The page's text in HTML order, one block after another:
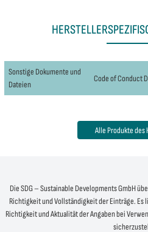
Sonstige Dokumente und
Dateien
Code of Conduct
Alle Produkte des
Die SDG – Sustainable Developments GmbH
Richtigkeit und Vollständigkeit der Einträge.
Richtigkeit und Aktualität der Angaben bei